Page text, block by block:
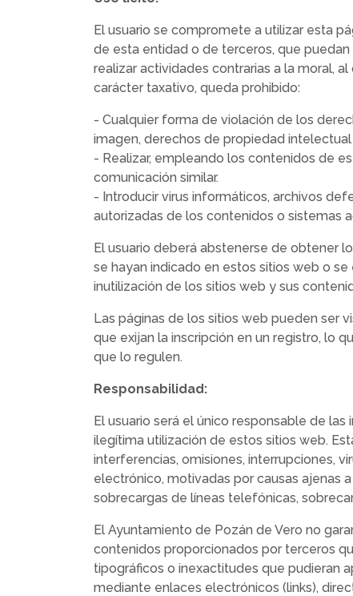
El usuario se compromete a utilizar esta
de esta entidad o de terceros, que puedan
realizar actividades contrarias a la moral,
carácter taxativo, queda prohibido:
- Cualquier forma de violación de los
imagen, derechos de propiedad
- Realizar, empleando los contenidos de
comunicación similar.
- Introducir virus informáticos, archivos
autorizadas de los contenidos o sistemas
El usuario deberá abstenerse de obtener
se hayan indicado en estos sitios web o
inutilización de los sitios web y sus
Las páginas de los sitios web pueden ser
que exijan la inscripción en un registro, lo
que lo regulen.
Responsabilidad:
El usuario será el único responsable de
ilegítima utilización de estos sitios web.
interferencias, omisiones, interrupciones,
electrónico, motivadas por causas ajenas
sobrecargas de líneas telefónicas,
El Ayuntamiento de Pozán de Vero no
contenidos proporcionados por terceros
tipográficos o inexactitudes que pudieran
mediante enlaces electrónicos (links),